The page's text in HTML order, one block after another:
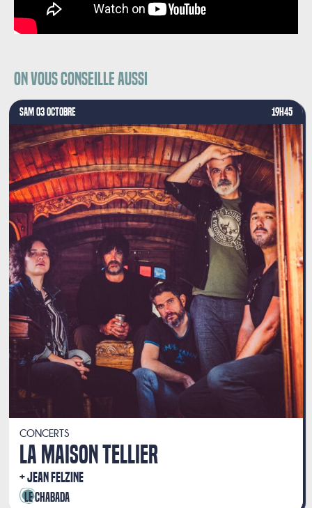
On vous conseille aussi
SAM 03 OCTOBRE 19H45
CONCERTS
LA MAISON TELLIER
JEAN FELZINE
Le Chabada